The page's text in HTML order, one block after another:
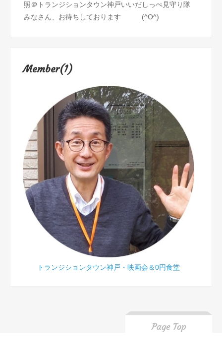
照＠トランジションタウン神戸いいだしっぺ見守り隊
みなさん、お待ちしております (^O^)
Member(1)
トランジションタウン神戸・映画会＆0円食堂